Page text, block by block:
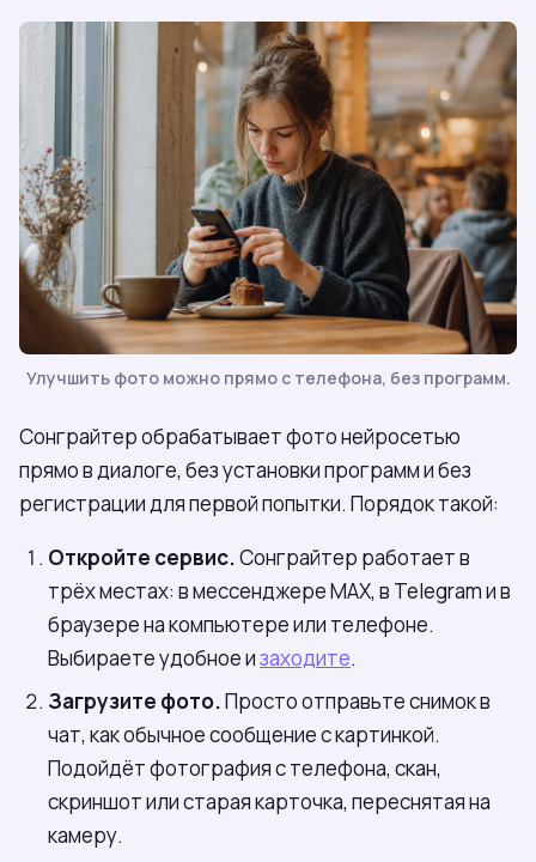
Улучшить фото можно прямо с телефона, без программ.
Сонграйтер обрабатывает фото нейросетью
прямо в диалоге, без установки программ и без
регистрации для первой попытки. Порядок такой:
Откройте сервис.Сонграйтер работает в
трёх местах: в мессенджере МАХ, в Telegram и в
браузере на компьютере или телефоне.
Выбираете удобное изаходите.
Загрузите фото.Просто отправьте снимок в
чат, как обычное сообщение с картинкой.
Подойдёт фотография с телефона, скан,
скриншот или старая карточка, переснятая на
камеру.